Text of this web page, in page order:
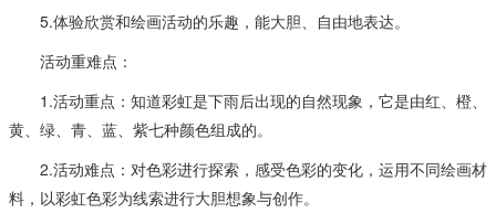
5.体验欣赏和绘画活动的乐趣，能大胆、自由地表达。
活动重难点：
1.活动重点：知道彩虹是下雨后出现的自然现象，它是由红、橙、
黄、绿、青、蓝、紫七种颜色组成的。
2.活动难点：对色彩进行探索，感受色彩的变化，运用不同绘画材
料，以彩虹色彩为线索进行大胆想象与创作。